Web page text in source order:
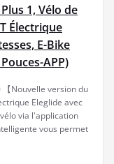
1, Vélo de
Électrique
E-Bike
APP)
【Nouvelle version du
Eleglide avec
via l'application
vous permet